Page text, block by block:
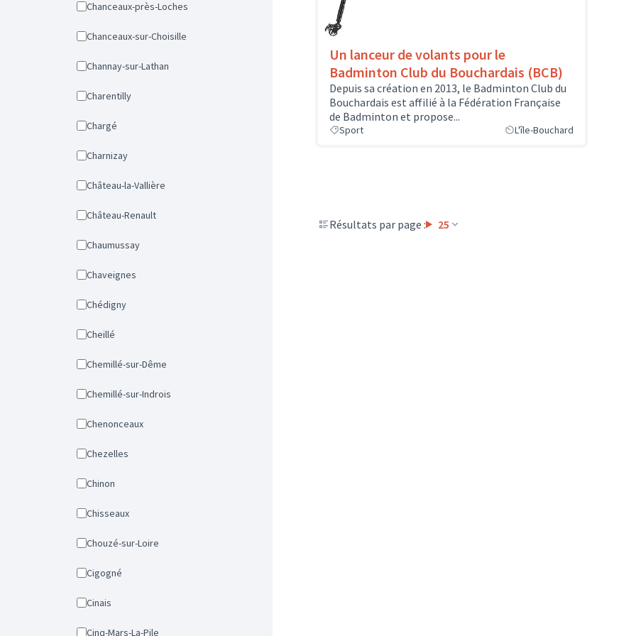
Chanceaux-près-Loches
Chanceaux-sur-Choisille
Channay-sur-Lathan
Charentilly
Chargé
Charnizay
Château-la-Vallière
Château-Renault
Chaumussay
Chaveignes
Chédigny
Cheillé
Chemillé-sur-Dême
Chemillé-sur-Indrois
Chenonceaux
Chezelles
Chinon
Chisseaux
Chouzé-sur-Loire
Cigogné
Cinais
Cinq-Mars-La-Pile
Un lanceur de volants pour le
Badminton Club du Bouchardais (BCB)
Depuis sa création en 2013, le Badminton Club du
Bouchardais est affilié à la Fédération Française
de Badminton et propose...
Sport L'île-Bouchard
Résultats par page : 25